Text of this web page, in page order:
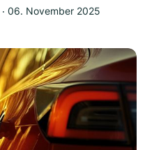
‧ 06. November 2025